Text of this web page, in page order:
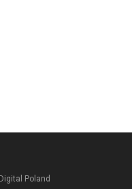
Poland